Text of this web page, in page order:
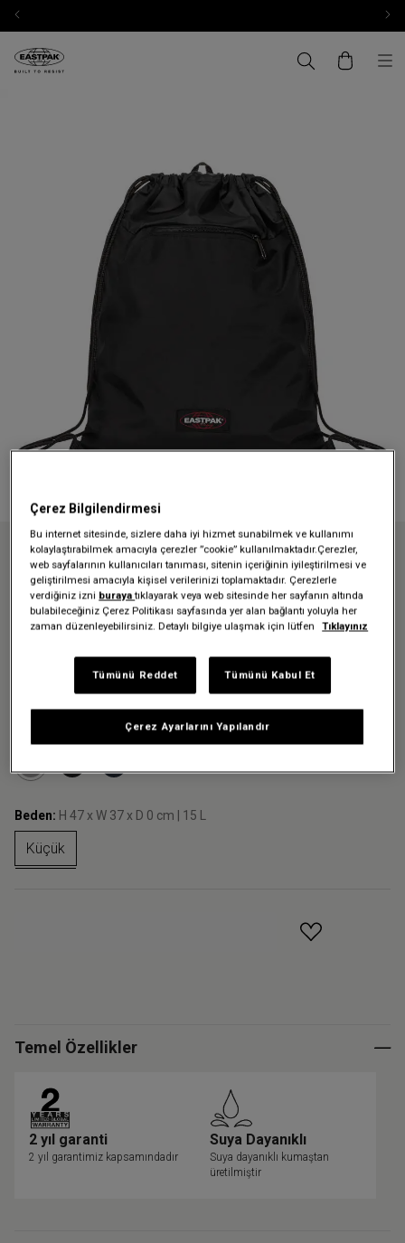
Anasayfa Özel koleksiyonlar
Powr
JYMLER POWR BLACK BÜZGÜLÜ SIRT ÇANTASI
JYMLER POWR BLACK
BÜZGÜLÜ SIRT ÇANTASI
839,30 TL
1.199,00 TL -%30
Beden: H 47 x W 37 x D 0 cm | 15 L
Küçük
Temel Özellikler
2 yıl garanti
2 yıl garantimiz kapsamındadır
Suya Dayanıklı
Suya dayanıklı kumaştan
üretilmiştir
Çerez Bilgilendirmesi
Bu internet sitesinde, sizlere daha iyi hizmet sunabilmek ve kullanımı
kolaylaştırabilmek amacıyla çerezler ”cookie” kullanılmaktadır.Çerezler,
web sayfalarının kullanıcıları tanıması, sitenin içeriğinin iyileştirilmesi ve
geliştirilmesi amacıyla kişisel verilerinizi toplamaktadır. Çerezlerle
verdiğiniz izni burayatıklayarak veya web sitesinde her sayfanın altında
bulabileceğiniz Çerez Politikası sayfasında yer alan bağlantı yoluyla her
zaman düzenleyebilirsiniz. Detaylı bilgiye ulaşmak için lütfen
Tıklayınız
Çerez Ayarlarını Yapılandır
Tümünü Reddet Tümünü Kabul Et